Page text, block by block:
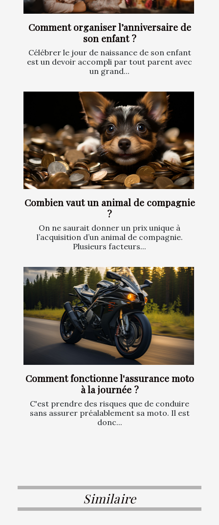
Comment organiser l’anniversaire de
son enfant ?
Célébrer le jour de naissance de son enfant
est un devoir accompli par tout parent avec
un grand...
Combien vaut un animal de compagnie
?
On ne saurait donner un prix unique à
l’acquisition d’un animal de compagnie.
Plusieurs facteurs...
Comment fonctionne l'assurance moto
à la journée ?
C'est prendre des risques que de conduire
sans assurer préalablement sa moto. Il est
donc...
Similaire